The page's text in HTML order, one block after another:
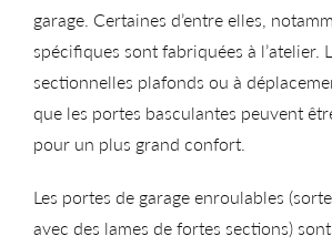
garage. Certaines d’entre elles,
spécifiques sont fabriquées à l’atelier.
sectionnelles plafonds ou à
que les portes basculantes peuvent
pour un plus grand confort.
Les portes de garage enroulables
avec des lames de fortes sections)